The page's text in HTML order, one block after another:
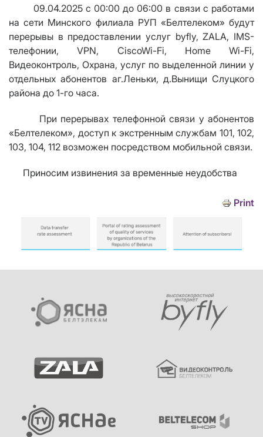
09.04.2025 с 00:00 до 06:00 в связи с работами
на сети Минского филиала РУП «Белтелеком» будут
перерывы в предоставлении услуг byfly, ZALA, IMS-
телефонии,VPN, CiscoWi-Fi, Home Wi-Fi,
Видеоконтроль, Охрана, услуг по выделенной линии у
отдельных абонентов аг.Леньки, д.Вынищи Слуцкого
района до 1-го часа.
При перерывах телефонной связи у абонентов
«Белтелеком», доступ к экстренным службам 101, 102,
103, 104, 112 возможен посредством мобильной связи.
Приносим извинения за временные неудобства
Print